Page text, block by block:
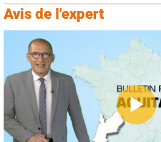
Avis de l'expert